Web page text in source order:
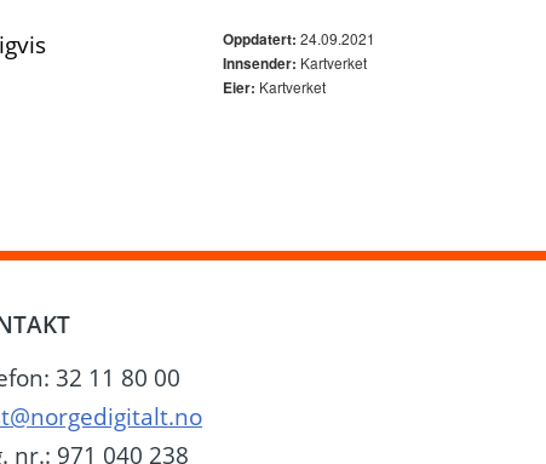
Oppdatert: 24.09.2021
Innsender: Kartverket
Eier: Kartverket